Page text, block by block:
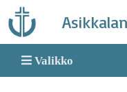
Skip
to
content
Valikko